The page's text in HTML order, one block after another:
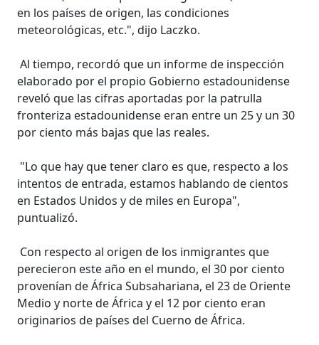
en los países de origen, las condiciones
meteorológicas, etc.", dijo Laczko.
Al tiempo, recordó que un informe de inspección
elaborado por el propio Gobierno estadounidense
reveló que las cifras aportadas por la patrulla
fronteriza estadounidense eran entre un 25 y un 30
por ciento más bajas que las reales.
"Lo que hay que tener claro es que, respecto a los
intentos de entrada, estamos hablando de cientos
en Estados Unidos y de miles en Europa",
puntualizó.
Con respecto al origen de los inmigrantes que
perecieron este año en el mundo, el 30 por ciento
provenían de África Subsahariana, el 23 de Oriente
Medio y norte de África y el 12 por ciento eran
originarios de países del Cuerno de África.